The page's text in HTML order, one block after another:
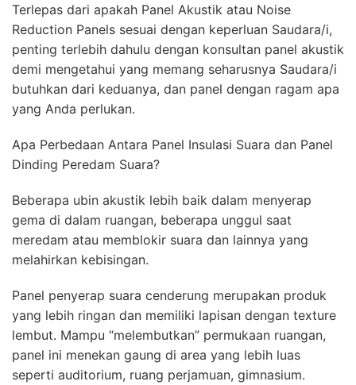
Terlepas dari apakah Panel Akustik atau Noise
Reduction Panels sesuai dengan keperluan Saudara/i,
penting terlebih dahulu dengan konsultan panel akustik
demi mengetahui yang memang seharusnya Saudara/i
butuhkan dari keduanya, dan panel dengan ragam apa
yang Anda perlukan.
Apa Perbedaan Antara Panel Insulasi Suara dan Panel
Dinding Peredam Suara?
Beberapa ubin akustik lebih baik dalam menyerap
gema di dalam ruangan, beberapa unggul saat
meredam atau memblokir suara dan lainnya yang
melahirkan kebisingan.
Panel penyerap suara cenderung merupakan produk
yang lebih ringan dan memiliki lapisan dengan texture
lembut. Mampu “melembutkan” permukaan ruangan,
panel ini menekan gaung di area yang lebih luas
seperti auditorium, ruang perjamuan, gimnasium.